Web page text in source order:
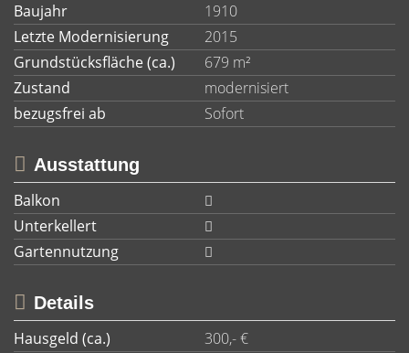
Baujahr
1910
Letzte Modernisierung
2015
Grundstücksfläche (ca.)
679 m²
Zustand
modernisiert
bezugsfrei ab
Sofort
Ausstattung
Balkon
Unterkellert
Gartennutzung
Details
Hausgeld (ca.)
300,- €